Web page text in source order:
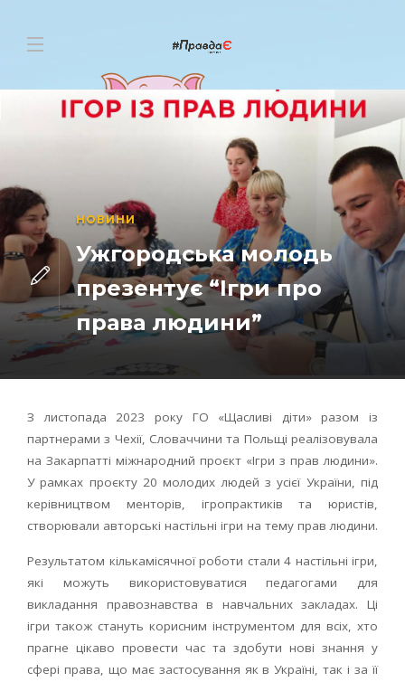
НОВИНИ
Ужгородська молодь
презентує “Ігри про
права людини”
З листопада 2023 року ГО «Щасливі діти» разом із
партнерами з Чехії, Словаччини та Польщі реалізовувала
на Закарпатті міжнародний проєкт «Ігри з прав людини».
У рамках проєкту 20 молодих людей з усієї України, під
керівництвом менторів, ігропрактиків та юристів,
створювали авторські настільні ігри на тему прав людини.
Результатом кількамісячної роботи стали 4 настільні ігри,
які можуть використовуватися педагогами для
викладання правознавства в навчальних закладах. Ці
ігри також стануть корисним інструментом для всіх, хто
прагне цікаво провести час та здобути нові знання у
сфері права, що має застосування як в Україні, так і за її